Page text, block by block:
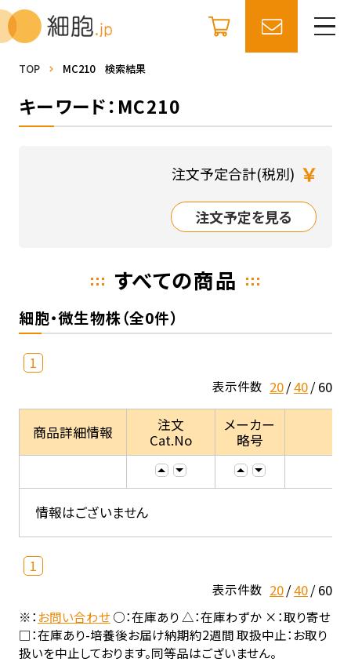
TOP MC210 検索結果
キーワード：MC210
注文予定合計(税別) ￥
注文予定を見る
すべての商品
細胞・微生物株（全0件）
1
表示件数 20 40 60
商品詳細情報
注文
Cat.No
メーカー
略号
情報はございません
1
表示件数 20 40 60
※：お問い合わせ○：在庫あり △：在庫わずか ×：取り寄せ
□：在庫あり-培養後お届け納期約2週間 取扱中止：お取り
扱いを中止しております。同等品はございません。